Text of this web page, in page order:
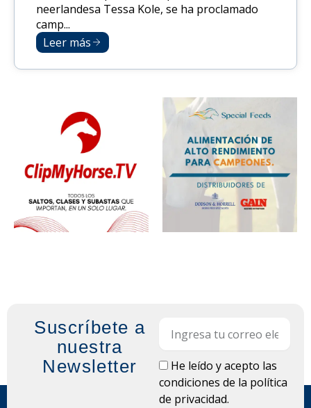
neerlandesa Tessa Kole, se ha proclamado
camp...
Leer más
Suscríbete a
nuestra
Newsletter
LOPDHe leído y acepto las
condiciones de la política
de privacidad.